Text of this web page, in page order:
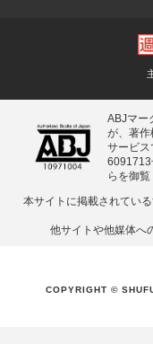
ABJマー
が、著作
サービス
6091713
らを御覧
本サイトに掲載されてい
他サイトや他媒体へ
COPYRIGHT ©